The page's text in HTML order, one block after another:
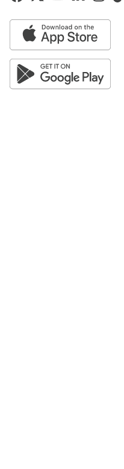
Kako je naveo, Sportski
Beograda pokriva sve
sa sportskim centrima, a
korisnike.
"Sportski savez osoba sa
sve sportove u gradu
pokriveno i postoji
sve aktivnosti besplatne
sportom. Kako je istakao,
za buduće sportiste koji
Govoreći o načinu prijave
"Postoji sajt Sportskog
koja radi svakog dana od
savez je otvoren za
zainteresovani mogu da
Stamenkovski: Nacrt
Đurđević
Kada je reč o
spektar sportova i